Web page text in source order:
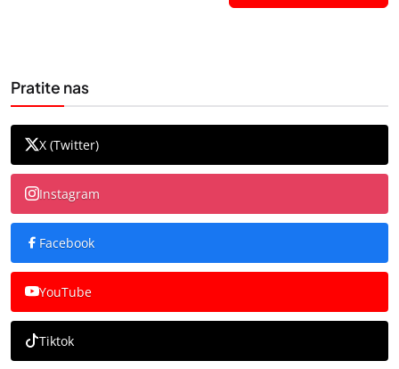
Pratite nas
X (Twitter)
Instagram
Facebook
YouTube
Tiktok